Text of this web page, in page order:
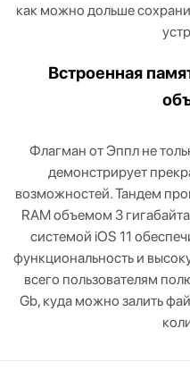
как можно дольше
Встроенная
Флагман от Эппл не
демонстрирует
возможностей. Тандем
RAM объемом 3
системой iOS 11
функциональность и
всего пользователям
Gb, куда можно залить